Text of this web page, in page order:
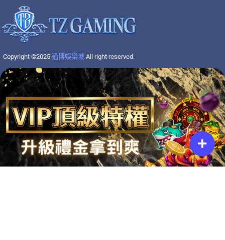
Copyright ©2025 通博娛樂城 All right reserved.